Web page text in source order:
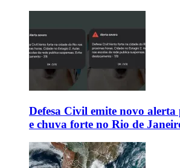
Defesa Civil emite novo alerta
e chuva forte no Rio de